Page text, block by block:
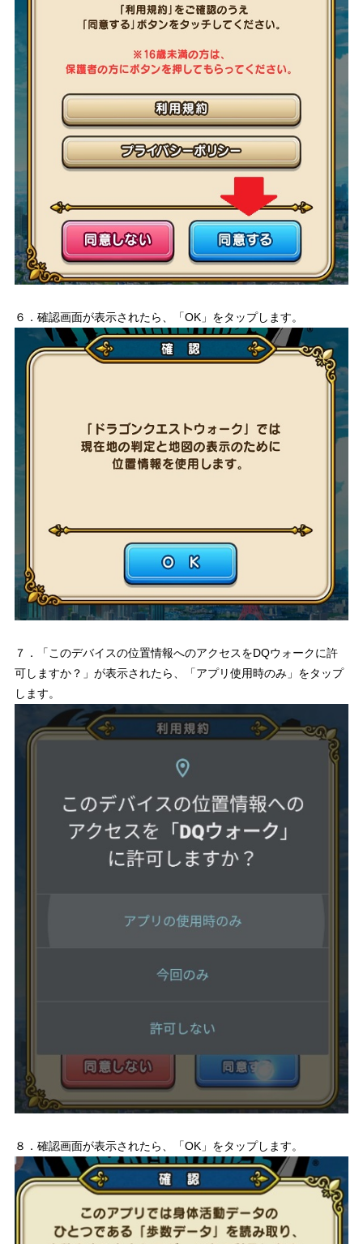
６．確認画面が表示されたら、「OK」をタップします。
７．「このデバイスの位置情報へのアクセスをDQウォークに許
可しますか？」が表示されたら、「アプリ使用時のみ」をタップ
します。
８．確認画面が表示されたら、「OK」をタップします。